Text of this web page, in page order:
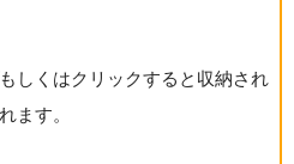
しくはクリックすると収納され
ます。